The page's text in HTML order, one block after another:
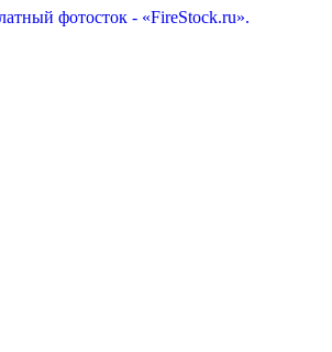
фотосток - «FireStock.ru».